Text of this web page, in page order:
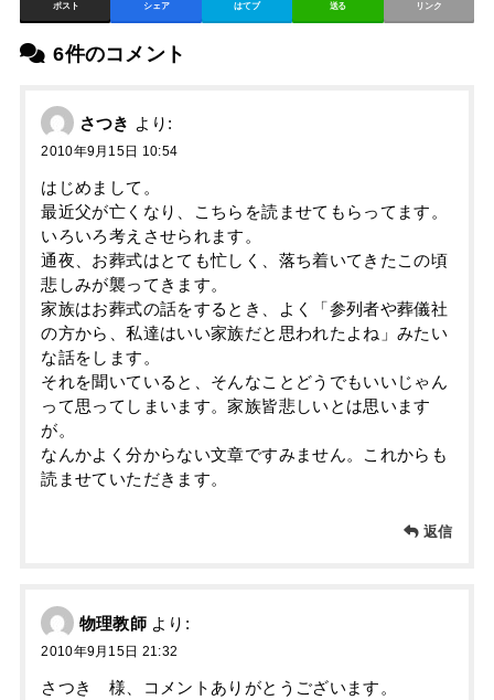
ポスト シェア はてブ 送る リンク
6件のコメント
さつき より:
2010年9月15日 10:54
はじめまして。
最近父が亡くなり、こちらを読ませてもらってます。
いろいろ考えさせられます。
通夜、お葬式はとても忙しく、落ち着いてきたこの頃
悲しみが襲ってきます。
家族はお葬式の話をするとき、よく「参列者や葬儀社
の方から、私達はいい家族だと思われたよね」みたい
な話をします。
それを聞いていると、そんなことどうでもいいじゃん
って思ってしまいます。家族皆悲しいとは思います
が。
なんかよく分からない文章ですみません。これからも
読ませていただきます。
返信
物理教師 より:
2010年9月15日 21:32
さつき 様、コメントありがとうございます。